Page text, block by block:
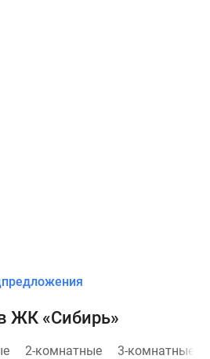
ЖК «Сибирь»
2-комнатные 3-комнатные